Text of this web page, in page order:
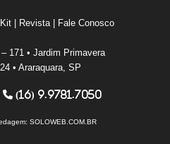
| Revista| Fale Conosco
171 • Jardim Primavera
• Araraquara, SP
(16) 9.9781.7050
SOLOWEB.COM.BR